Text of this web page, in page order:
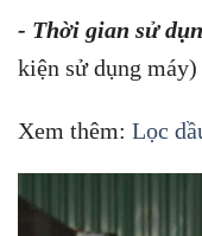
- Thời gian sử
kiện sử dụng máy)
Xem thêm: Lọc